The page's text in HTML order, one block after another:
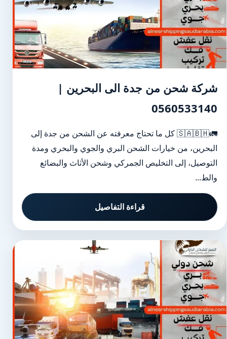
شركة شحن من جدة الى البحرين |
0560533140
🚛🇸🇦🇧🇭 كل ما تحتاج معرفته عن الشحن من جدة إلى
البحرين، من خيارات الشحن البري والجوي والبحري ومدة
التوصيل، إلى التخليص الجمركي وشحن الأثاث والبضائع
والط...
قراءة التفاصيل